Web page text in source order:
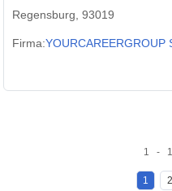
Regensburg, 93019
Firma:YOURCAREERGROUP
1 -
1 2